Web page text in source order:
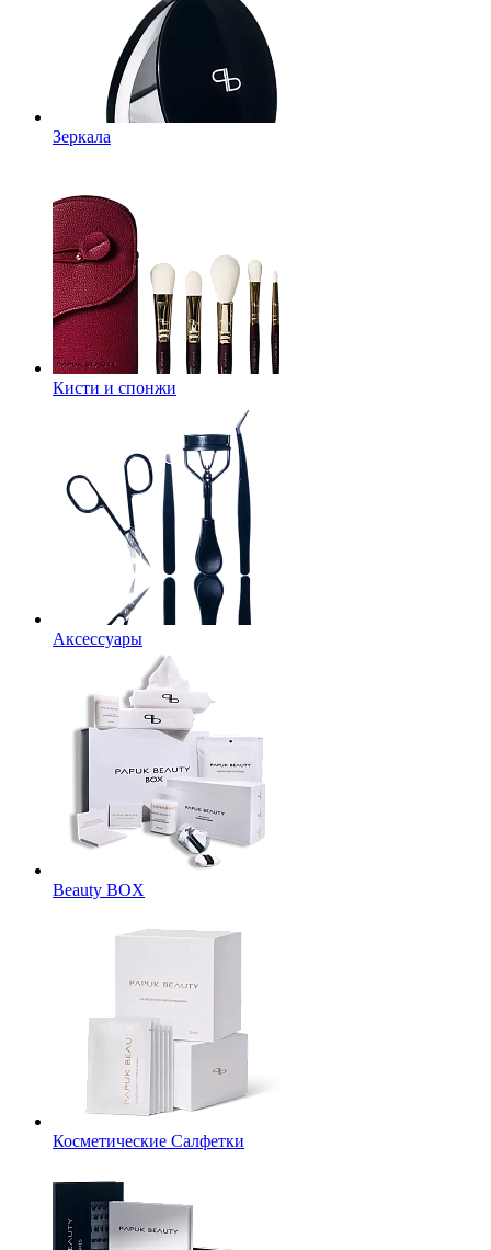
Зеркала
Кисти и спонжи
Аксессуары
Beauty BOX
Косметические Салфетки